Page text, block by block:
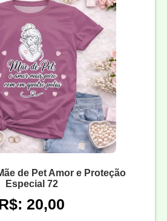
de Pet Amor e Proteção
Especial 72
20,00